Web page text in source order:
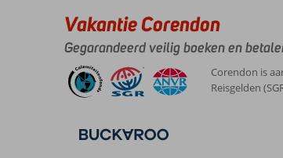
en
tot
rust
te
Over
Vakantie Corendon
Gegarandeerd veilig boeken en
Corendon is
Reisgelden